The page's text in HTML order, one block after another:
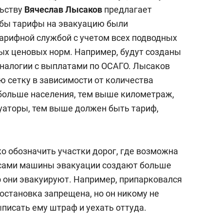
Вячеслав Лысаков предлагает
тарифы на эвакуацию были
службой с учетом всех подводных
ценовых норм. Например, будут созданы
с выплатами по ОСАГО. Лысаков
сетку в зависимости от количества
населения, тем выше километраж,
тем выше должен быть тариф,
обозначить участки дорог, где возможна
машины эвакуации создают больше
они эвакуируют. Например, припарковался
запрещена, но он никому не
ему штраф и уехать оттуда.
для меня это